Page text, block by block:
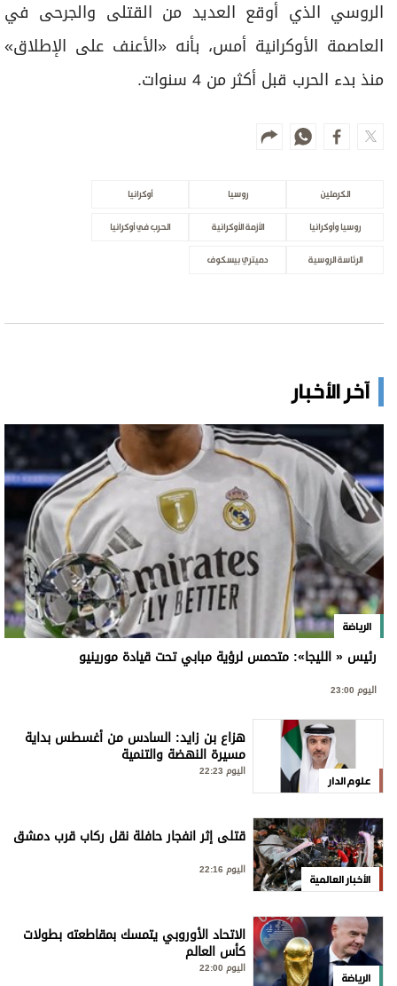
الروسي الذي أوقع العديد من القتلى والجرحى في
العاصمة الأوكرانية أمس، بأنه «الأعنف على الإطلاق»
منذ بدء الحرب قبل أكثر من 4 سنوات.
الكرملين روسيا أوكرانيا
روسيا وأوكرانيا الأزمة الأوكرانية الحرب في أوكرانيا
الرئاسة الروسية دميتري بيسكوف
آخر الأخبار
الرياضة
رئيس « الليجا»: متحمس لرؤية مبابي تحت قيادة مورينيو
اليوم 23:00
علوم الدار
هزاع بن زايد: السادس من أغسطس بداية
مسيرة النهضة والتنمية
اليوم 22:23
الأخبار العالمية
قتلى إثر انفجار حافلة نقل ركاب قرب دمشق
اليوم 22:16
الرياضة
الاتحاد الأوروبي يتمسك بمقاطعته بطولات
كأس العالم
اليوم 22:00